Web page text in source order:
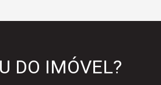
DO IMÓVEL?